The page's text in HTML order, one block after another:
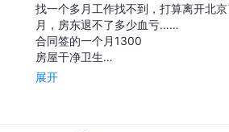
找一个多月工作找不到，打算离开北
月，房东退不了多少血亏……
合同签的一个月1300
房屋干净卫生…
展开